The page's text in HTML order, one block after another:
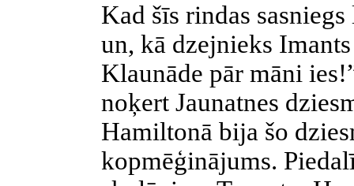
Kad šīs rindas
un, kā dzejnieks
Klaunāde pār māni
noķert Jaunatnes
Hamiltonā bija šo
kopmēģinājums.